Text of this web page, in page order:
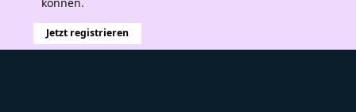
Jetzt registrieren